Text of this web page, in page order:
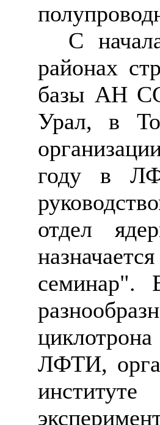
С
районах
базы АН
Урал, в
году в
отдел
семинар".
циклотрона
ЛФТИ,